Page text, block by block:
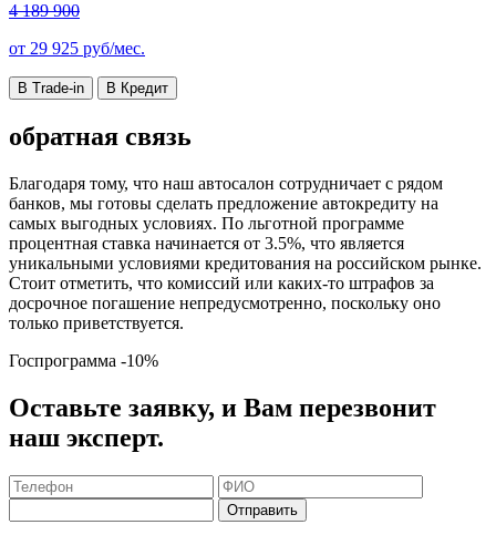
4 189 900
от 29 925 руб/мес.
В Trade-in В Кредит
обратная связь
Благодаря тому, что наш автосалон сотрудничает с рядом
банков, мы готовы сделать предложение автокредиту на
самых выгодных условиях. По льготной программе
процентная ставка начинается от 3.5%, что является
уникальными условиями кредитования на российском рынке.
Стоит отметить, что комиссий или каких-то штрафов за
досрочное погашение непредусмотренно, поскольку оно
только приветствуется.
Госпрограмма -10%
Оставьте заявку, и Вам перезвонит
наш эксперт.
Отправить